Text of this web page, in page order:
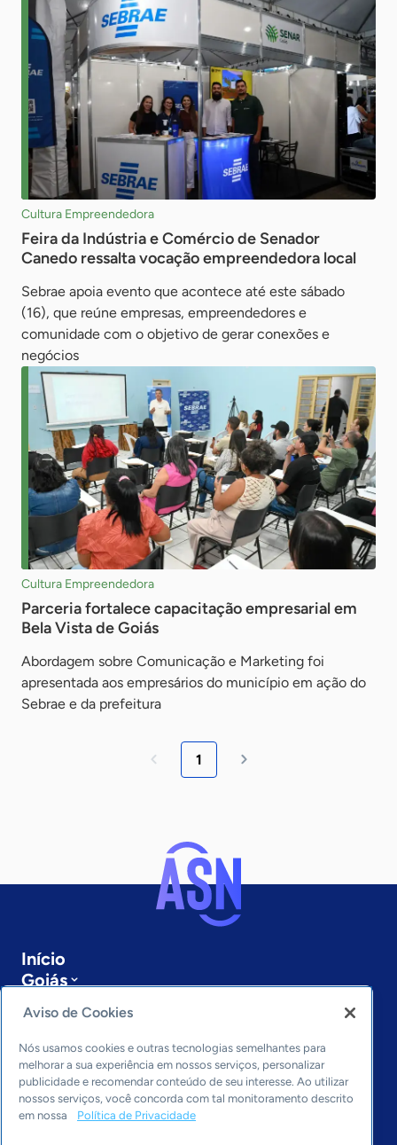
Cultura Empreendedora
Feira da Indústria e Comércio de Senador
Canedo ressalta vocação empreendedora local
Sebrae apoia evento que acontece até este sábado
(16), que reúne empresas, empreendedores e
comunidade com o objetivo de gerar conexões e
negócios
Cultura Empreendedora
Parceria fortalece capacitação empresarial em
Bela Vista de Goiás
Abordagem sobre Comunicação e Marketing foi
apresentada aos empresários do município em ação do
Sebrae e da prefeitura
1
Início
Goiás
Últimas notícias
Entre em contato
Editorias
Economia & Política
Inovação & Tecnologia
Aviso de Cookies
Nós usamos cookies e outras tecnologias semelhantes para
melhorar a sua experiência em nossos serviços, personalizar
publicidade e recomendar conteúdo de seu interesse. Ao utilizar
nossos serviços, você concorda com tal monitoramento descrito
em nossa
Política de Privacidade